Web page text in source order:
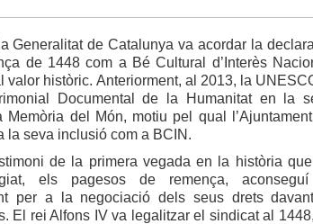
Generalitat de Catalunya va acordar la
de 1448 com a Bé Cultural d’Interès
valor històric. Anteriorment, al 2013, la
Documental de la Humanitat en la
del Món, motiu pel qual
la seva inclusió com a BCIN.
de la primera vegada en la història
els pagesos de remença,
per a la negociació dels seus drets
El rei Alfons IV va legalitzar el sindicat al